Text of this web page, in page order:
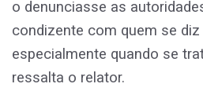
o denunciasse as
condizente com quem se diz
especialmente quando se
ressalta o relator.